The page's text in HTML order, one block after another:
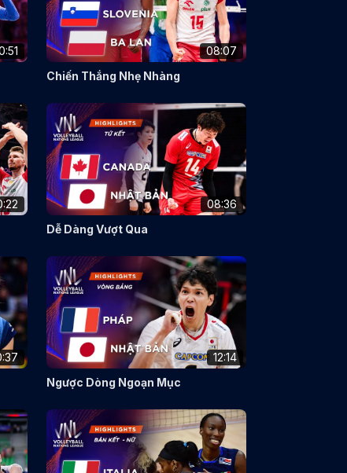
08:07
Chiến Thắng Nhẹ Nhàng
08:36
Dễ Dàng Vượt Qua
12:14
Ngược Dòng Ngoạn Mục